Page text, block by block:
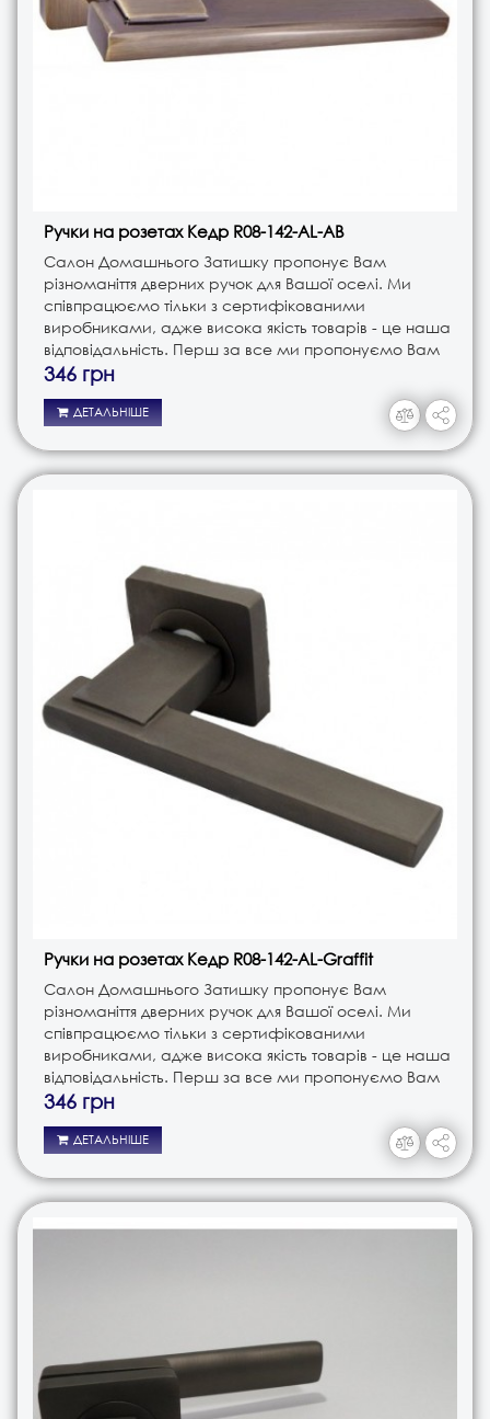
Ручки на розетах Кедр R08-142-AL-AB
Салон Домашнього Затишку пропонує Вам
різноманіття дверних ручок для Вашої оселі. Ми
співпрацюємо тільки з сертифікованими
виробниками, адже висока якість товарів - це наша
відповідальність. Перш за все ми пропонуємо Вам
ручки різного типу. Це і ручки на планці, і ручки на
розеті, і ручки кноби. В з..
346 грн
ДЕТАЛЬНІШЕ
Ручки на розетах Кедр R08-142-AL-Graffit
Салон Домашнього Затишку пропонує Вам
різноманіття дверних ручок для Вашої оселі. Ми
співпрацюємо тільки з сертифікованими
виробниками, адже висока якість товарів - це наша
відповідальність. Перш за все ми пропонуємо Вам
ручки різного типу. Це і ручки на планці, і ручки на
розеті, і ручки кноби. В з..
346 грн
ДЕТАЛЬНІШЕ